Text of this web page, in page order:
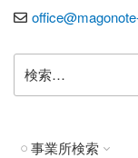
索:
事業所検索